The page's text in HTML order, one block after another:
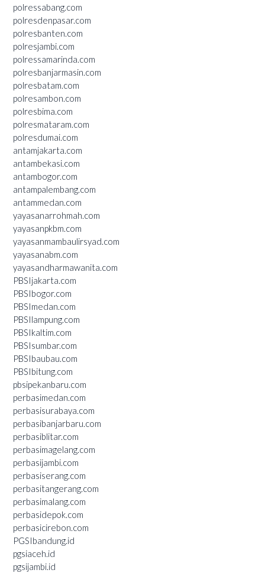
polressabang.com
polresdenpasar.com
polresbanten.com
polresjambi.com
polressamarinda.com
polresbanjarmasin.com
polresbatam.com
polresambon.com
polresbima.com
polresmataram.com
polresdumai.com
antamjakarta.com
antambekasi.com
antambogor.com
antampalembang.com
antammedan.com
yayasanarrohmah.com
yayasanpkbm.com
yayasanmambaulirsyad.com
yayasanabm.com
yayasandharmawanita.com
PBSIjakarta.com
PBSIbogor.com
PBSImedan.com
PBSIlampung.com
PBSIkaltim.com
PBSIsumbar.com
PBSIbaubau.com
PBSIbitung.com
pbsipekanbaru.com
perbasimedan.com
perbasisurabaya.com
perbasibanjarbaru.com
perbasiblitar.com
perbasimagelang.com
perbasijambi.com
perbasiserang.com
perbasitangerang.com
perbasimalang.com
perbasidepok.com
perbasicirebon.com
PGSIbandung.id
pgsiaceh.id
pgsijambi.id